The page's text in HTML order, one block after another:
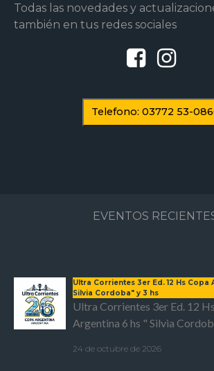
Todas las novedades y
también en tus redes sociales
Telefono: 03772 53-
EVENTOS
Ultra Corrientes 3er Ed. 12 Hs Copa
Silvia Cordoba" y 3 hs
Ultra Corrientes 3er Ed. 12
Argentina 6 hs " Silvia
24 de octubre de 2026